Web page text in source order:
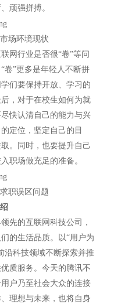
顽强拼搏。
场环境现状
网行业是否很“卷”等问
卷”更多是年轻人不断拼
们要保持开放、学习的
，对于在校生如何为就
快认清自己的能力与兴
定位，坚定自己的目
。同时，也要提升自己
职场做充足的准备。
职误区问题
先的互联网科技公司，
的生活品质。以“用户为
沿科技领域不断探索并推
质服务。今天的腾讯不
户乃至社会大众的连接
理想与未来，也将自身